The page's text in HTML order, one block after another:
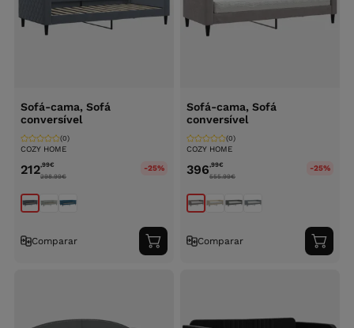
Sofá-cama, Sofá
conversível
COZY HOME
(0)
212,99€
298.99€
-25%
Comparar
Adicionar
ao
Sofá-cama, Sofá
conversível
COZY HOME
(0)
396,99€
555.99€
-25%
Comparar
ao